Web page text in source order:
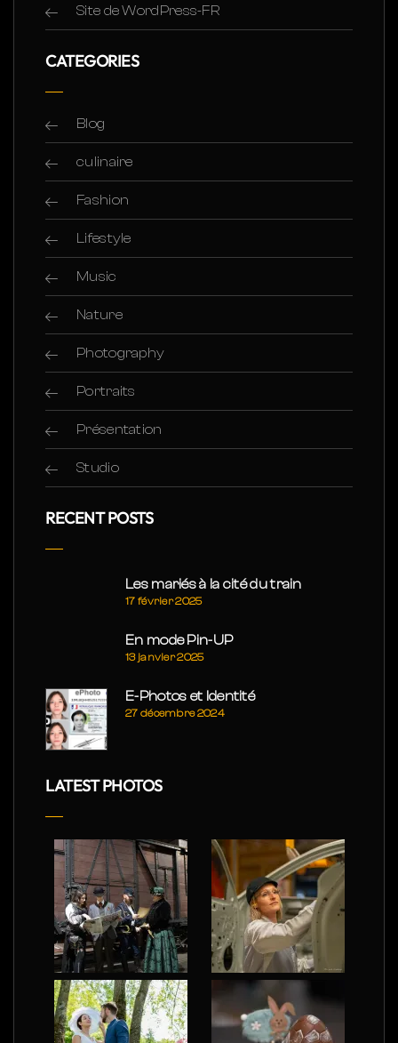
Site de WordPress-FR
CATEGORIES
Blog
culinaire
Fashion
Lifestyle
Music
Nature
Photography
Portraits
Présentation
Studio
RECENT POSTS
Les mariés à la cité du train
17 février 2025
En mode Pin-UP
13 janvier 2025
E-Photos et Identité
27 décembre 2024
LATEST PHOTOS